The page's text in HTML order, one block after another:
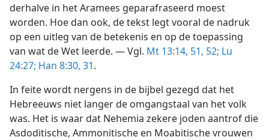
derhalve in het Aramees geparafraseerd moest
worden. Hoe dan ook, de tekst legt vooral de nadruk
op een uitleg van de betekenis en op de toepassing
van wat de Wet leerde. — Vgl. Mt 13:14, 51, 52; Lu
24:27; Han 8:30, 31.
In feite wordt nergens in de bijbel gezegd dat het
Hebreeuws niet langer de omgangstaal van het volk
was. Het is waar dat Nehemia zekere joden aantrof die
Asdoditische, Ammonitische en Moabitische vrouwen